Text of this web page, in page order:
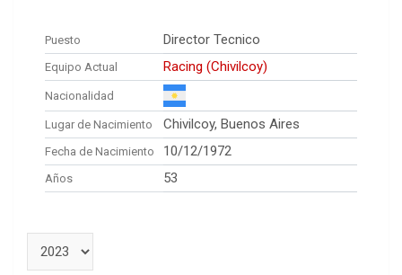
Puesto Director Tecnico
Equipo Actual Racing (Chivilcoy)
Nacionalidad
Lugar de Nacimiento Chivilcoy, Buenos Aires
Fecha de Nacimiento 10/12/1972
Años 53